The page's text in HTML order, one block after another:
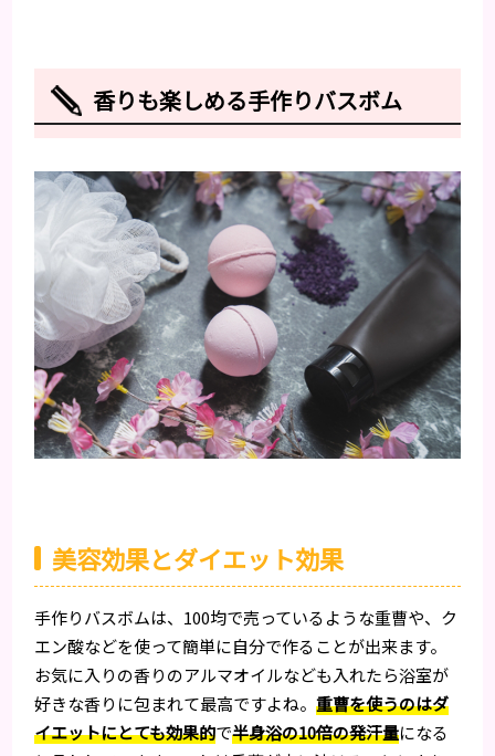
香りも楽しめる手作りバスボム
美容効果とダイエット効果
手作りバスボムは、100均で売っているような重曹や、ク
エン酸などを使って簡単に自分で作ることが出来ます。
お気に入りの香りのアルマオイルなども入れたら浴室が
好きな香りに包まれて最高ですよね。重曹を使うのはダ
イエットにとても効果的で半身浴の10倍の発汗量になる